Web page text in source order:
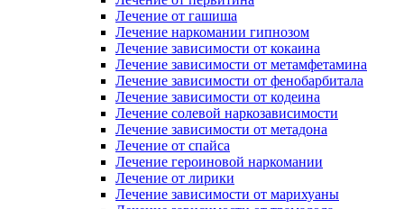
Лечение от гашиша
Лечение наркомании гипнозом
Лечение зависимости от кокаина
Лечение зависимости от метамфетамина
Лечение зависимости от фенобарбитала
Лечение зависимости от кодеина
Лечение солевой наркозависимости
Лечение зависимости от метадона
Лечение от спайса
Лечение героиновой наркомании
Лечение от лирики
Лечение зависимости от марихуаны